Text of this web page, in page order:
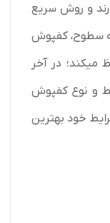
و روش سریع
سطوح، کفپوش
میکند؛ در آخر
و نوع کفپوش
خود بهترین